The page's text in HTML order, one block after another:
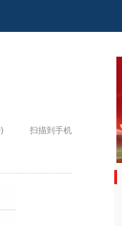
扫描到手机